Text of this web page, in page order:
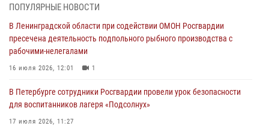
03 августа 2026, 10:15 1
Сотрудники ГУ Росгвардии приняли участие в чемпионатах Северо-
Западного округа войск национальной гвардии РФ по спортивному и
боевому самбо
03 августа 2026, 10:07
В Ленобласти сотрудники ОМОН Росгвардии оказали содействие
полиции в проведении профилактического мероприятия
03 августа 2026, 09:16
ПОПУЛЯРНЫЕ НОВОСТИ
В Ленинградской области при содействии ОМОН Росгвардии
пресечена деятельность подпольного рыбного производства с
рабочими-нелегалами
16 июля 2026, 12:01 1
В Петербурге сотрудники Росгвардии провели урок безопасности
для воспитанников лагеря «Подсолнух»
17 июля 2026, 11:27